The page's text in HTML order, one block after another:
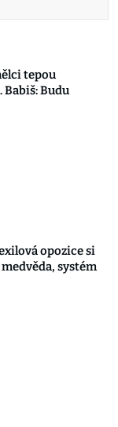
tepou
Budu
opozice si
systém